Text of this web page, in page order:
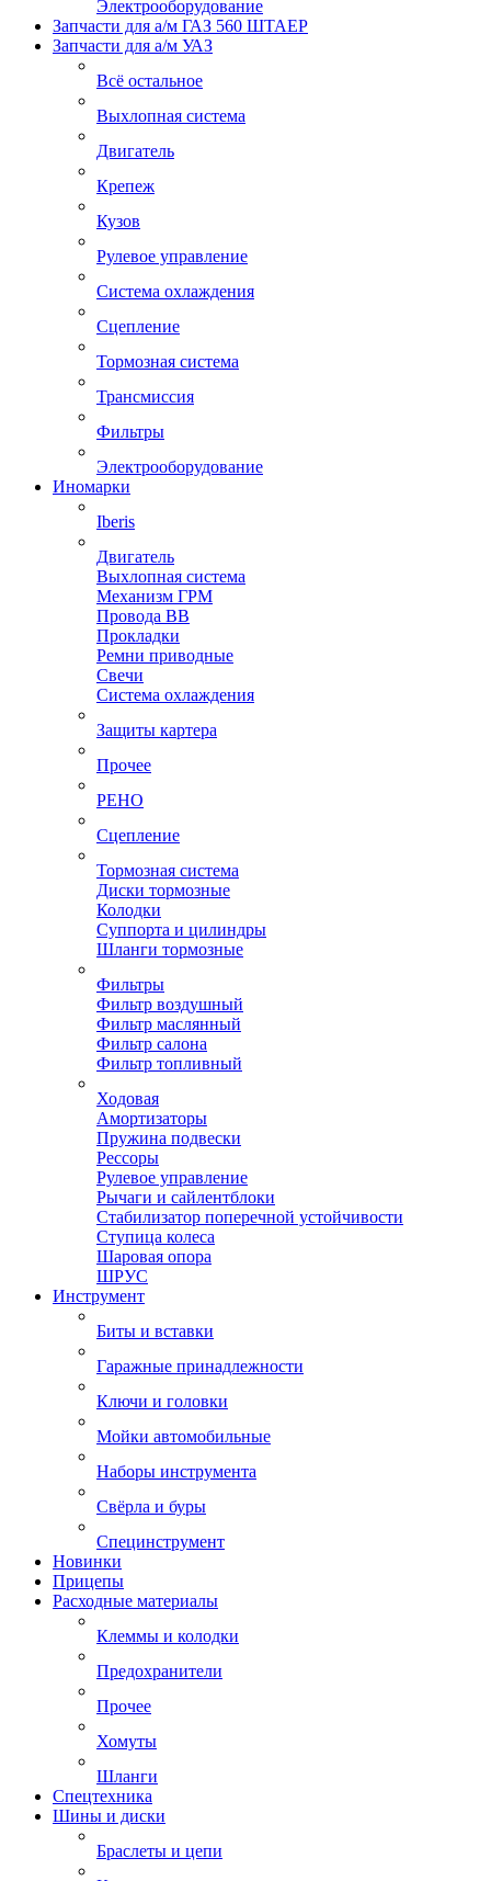
Электрооборудование
Запчасти для а/м ГАЗ 560 ШТАЕР
Запчасти для а/м УАЗ
Всё остальное
Выхлопная система
Двигатель
Крепеж
Кузов
Рулевое управление
Система охлаждения
Сцепление
Тормозная система
Трансмиссия
Фильтры
Электрооборудование
Иномарки
Iberis
Двигатель
Выхлопная система
Механизм ГРМ
Провода ВВ
Прокладки
Ремни приводные
Свечи
Система охлаждения
Защиты картера
Прочее
РЕНО
Сцепление
Тормозная система
Диски тормозные
Колодки
Суппорта и цилиндры
Шланги тормозные
Фильтры
Фильтр воздушный
Фильтр маслянный
Фильтр салона
Фильтр топливный
Ходовая
Амортизаторы
Пружина подвески
Рессоры
Рулевое управление
Рычаги и сайлентблоки
Стабилизатор поперечной устойчивости
Ступица колеса
Шаровая опора
ШРУС
Инструмент
Биты и вставки
Гаражные принадлежности
Ключи и головки
Мойки автомобильные
Наборы инструмента
Свёрла и буры
Специнструмент
Новинки
Прицепы
Расходные материалы
Клеммы и колодки
Предохранители
Прочее
Хомуты
Шланги
Спецтехника
Шины и диски
Браслеты и цепи